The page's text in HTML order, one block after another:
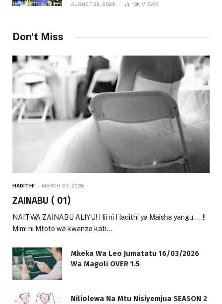
AUGUST 29, 2025 13KVIEWS
Don't Miss
HADITHI MARCH 23, 2026
ZAINABU ( 01)
NAITWA ZAINABU ALIYU! Hii ni Hadithi ya Maisha yangu…..!!
Mimi ni Mtoto wa kwanza kati…
Mkeka Wa Leo Jumatatu 16/03/2026
Wa Magoli OVER 1.5
Niliolewa Na Mtu Nisiyemjua SEASON 2